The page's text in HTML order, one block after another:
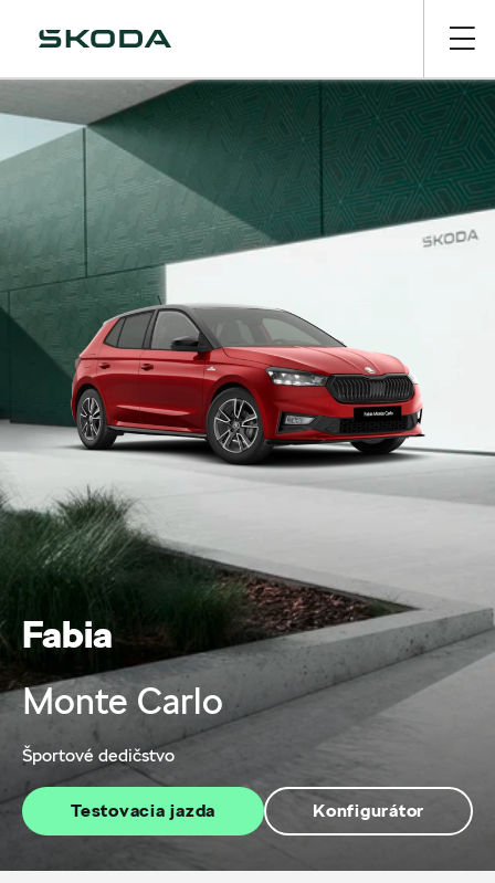
Fabia
Monte Carlo
Športové dedičstvo
Testovacia jazda Konfigurátor